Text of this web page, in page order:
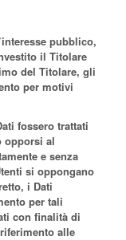
pubblico,
il Titolare
del Titolare, gli
per motivi
fossero trattati
opporsi al
e senza
si oppongano
i Dati
per tali
con finalità di
alle